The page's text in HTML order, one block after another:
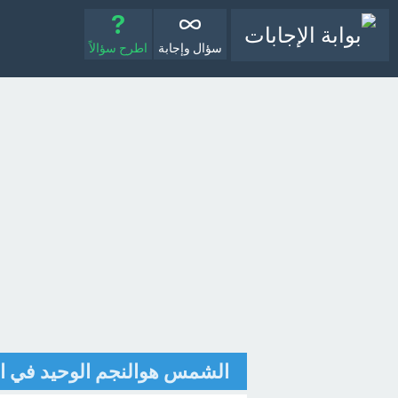
سؤال وإجابة اطرح سؤالاً
الشمس هوالنجم الوحيد